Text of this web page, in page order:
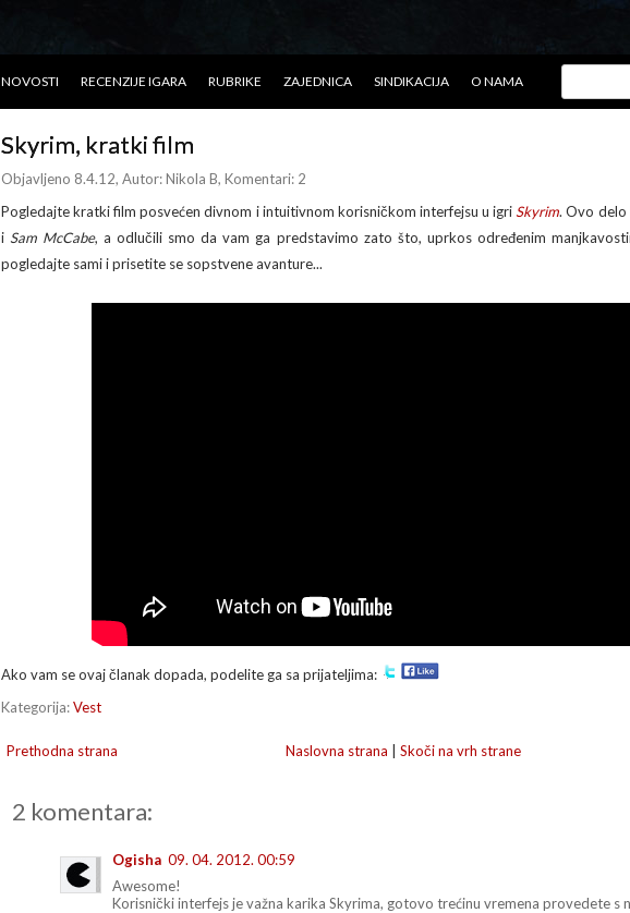
NOVOSTI RECENZIJE IGARA RUBRIKE ZAJEDNICA SINDIKACIJA O NAMA
Skyrim, kratki film
Objavljeno 8.4.12, Autor:Nikola B, Komentari: 2
Pogledajte kratki film posvećen divnom i intuitivnom korisničkom interfejsu u igriSkyrim. Ovo delo
i Sam McCabe, a odlučili smo da vam ga predstavimo zato što, uprkos određenim
pogledajte sami i prisetite se sopstvene avanture...
Ako vam se ovaj članak dopada, podelite ga sa prijateljima:
Kategorija:Vest
Prethodna strana Naslovna strana Skoči na vrh strane
2 komentara:
Ogisha 09. 04. 2012. 00:59
Awesome!
Korisnički interfejs je važna karika Skyrima, gotovo trećinu vremena provedete s